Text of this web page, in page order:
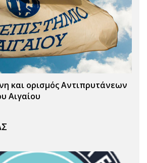
και ορισμός Αντιπρυτάνεων
Αιγαίου